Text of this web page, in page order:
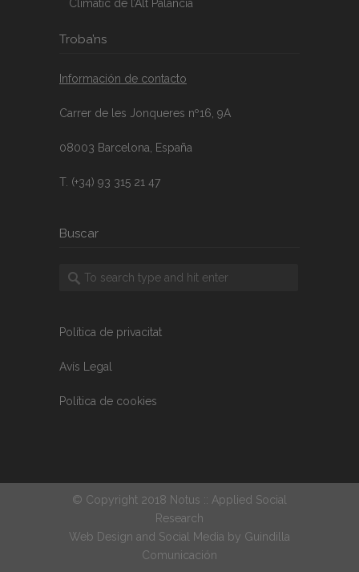
Climàtic de l’Alt Palància
Troba’ns
Información de contacto
Carrer de les Jonqueres nº16, 9A
08003 Barcelona, España
T. (+34) 93 315 21 47
Buscar
Política de privacitat
Avís Legal
Política de cookies
© Copyright 2018 Notus :: Applied Social
Research
Web Design and Social Media by Guindilla
Comunicación